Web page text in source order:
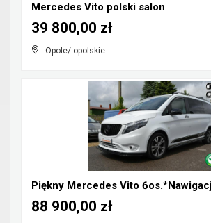
Mercedes Vito polski salon
Opole/ opolskie
39 800,00 zł
88 900,00 zł